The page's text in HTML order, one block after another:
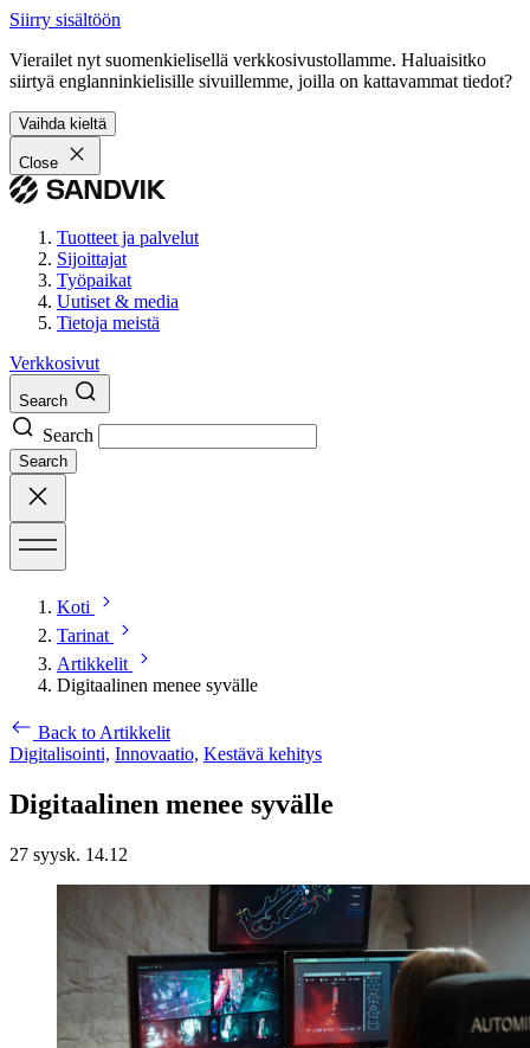
Siirry sisältöön
Vierailet nyt suomenkielisellä verkkosivustollamme. Haluaisitko
siirtyä englanninkielisille sivuillemme, joilla on kattavammat tiedot?
Vaihda kieltä
Close
Tuotteet ja palvelut
Sijoittajat
Työpaikat
Uutiset & media
Tietoja meistä
Verkkosivut
Search
Search
Search
Koti
Tarinat
Artikkelit
Digitaalinen menee syvälle
Back to Artikkelit
Digitalisointi, Innovaatio, Kestävä kehitys
Digitaalinen menee syvälle
27 syysk. 14.12